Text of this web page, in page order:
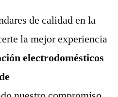
de calidad en la
la mejor experiencia
electrodomésticos